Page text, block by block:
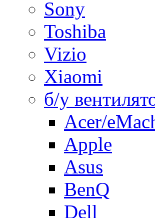
Sony
Toshiba
Vizio
Xiaomi
б/у
Acer/
Apple
Asus
BenQ
Dell